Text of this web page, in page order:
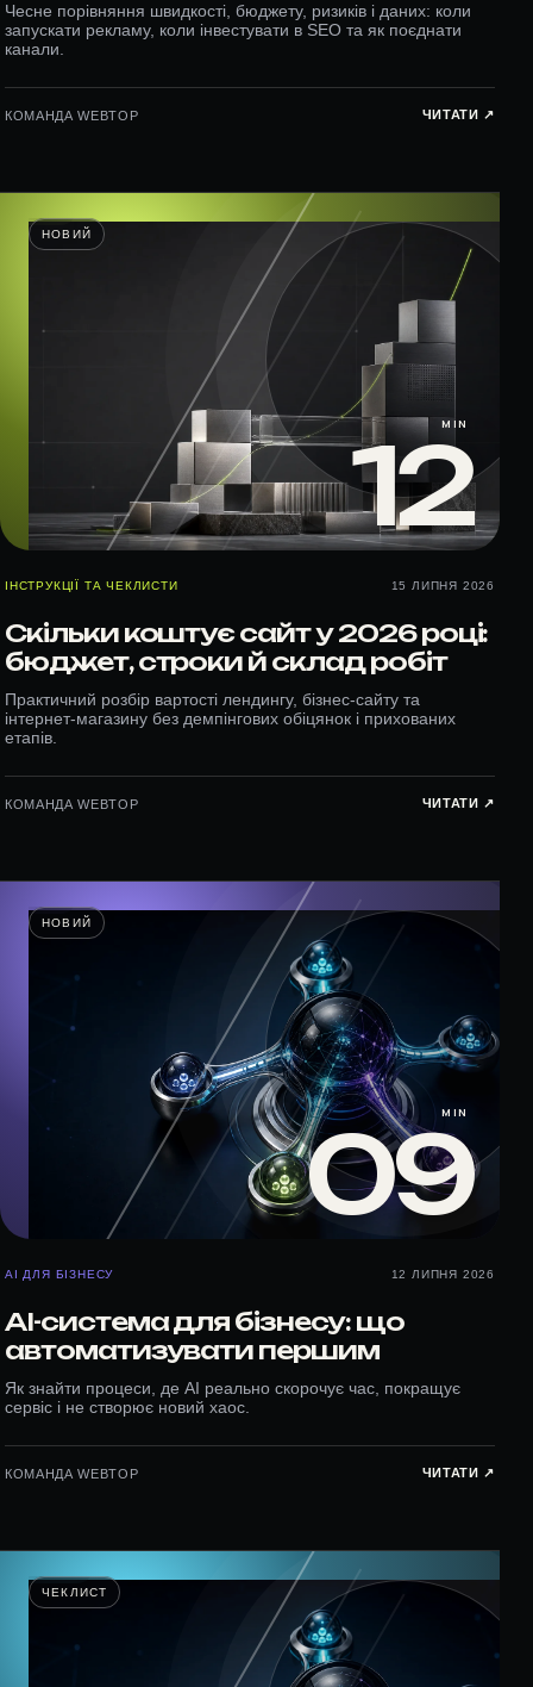
Чесне порівняння швидкості, бюджету, ризиків і даних: коли
запускати рекламу, коли інвестувати в SEO та як поєднати
канали.
КОМАНДА WEBTOP ЧИТАТИ ↗︎
НОВИЙ
12
MIN
ІНСТРУКЦІЇ ТА ЧЕКЛИСТИ 15 ЛИПНЯ 2026
Скільки коштує сайт у 2026 році:
бюджет, строки й склад робіт
Практичний розбір вартості лендингу, бізнес-сайту та
інтернет-магазину без демпінгових обіцянок і прихованих
етапів.
КОМАНДА WEBTOP ЧИТАТИ ↗︎
НОВИЙ
09
MIN
AI ДЛЯ БІЗНЕСУ 12 ЛИПНЯ 2026
AI-система для бізнесу: що
автоматизувати першим
Як знайти процеси, де AI реально скорочує час, покращує
сервіс і не створює новий хаос.
КОМАНДА WEBTOP ЧИТАТИ ↗︎
ЧЕКЛИСТ